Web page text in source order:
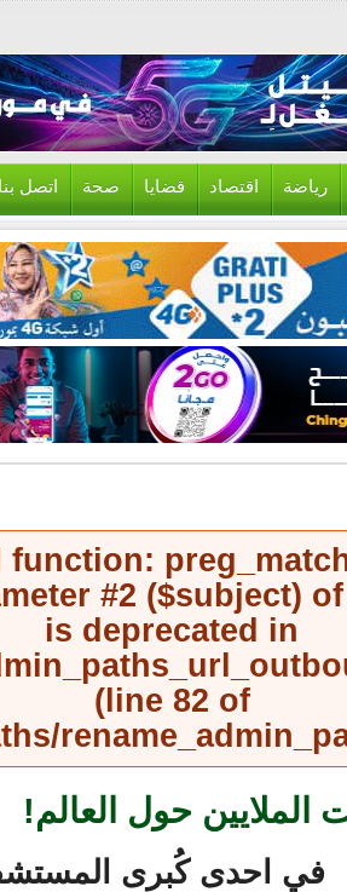
اقتصاد قضايا صحة اتصل بنا
function:
#2 ($subject)
is deprecated in
(line82of
حول العالم!
احدى كُبرى